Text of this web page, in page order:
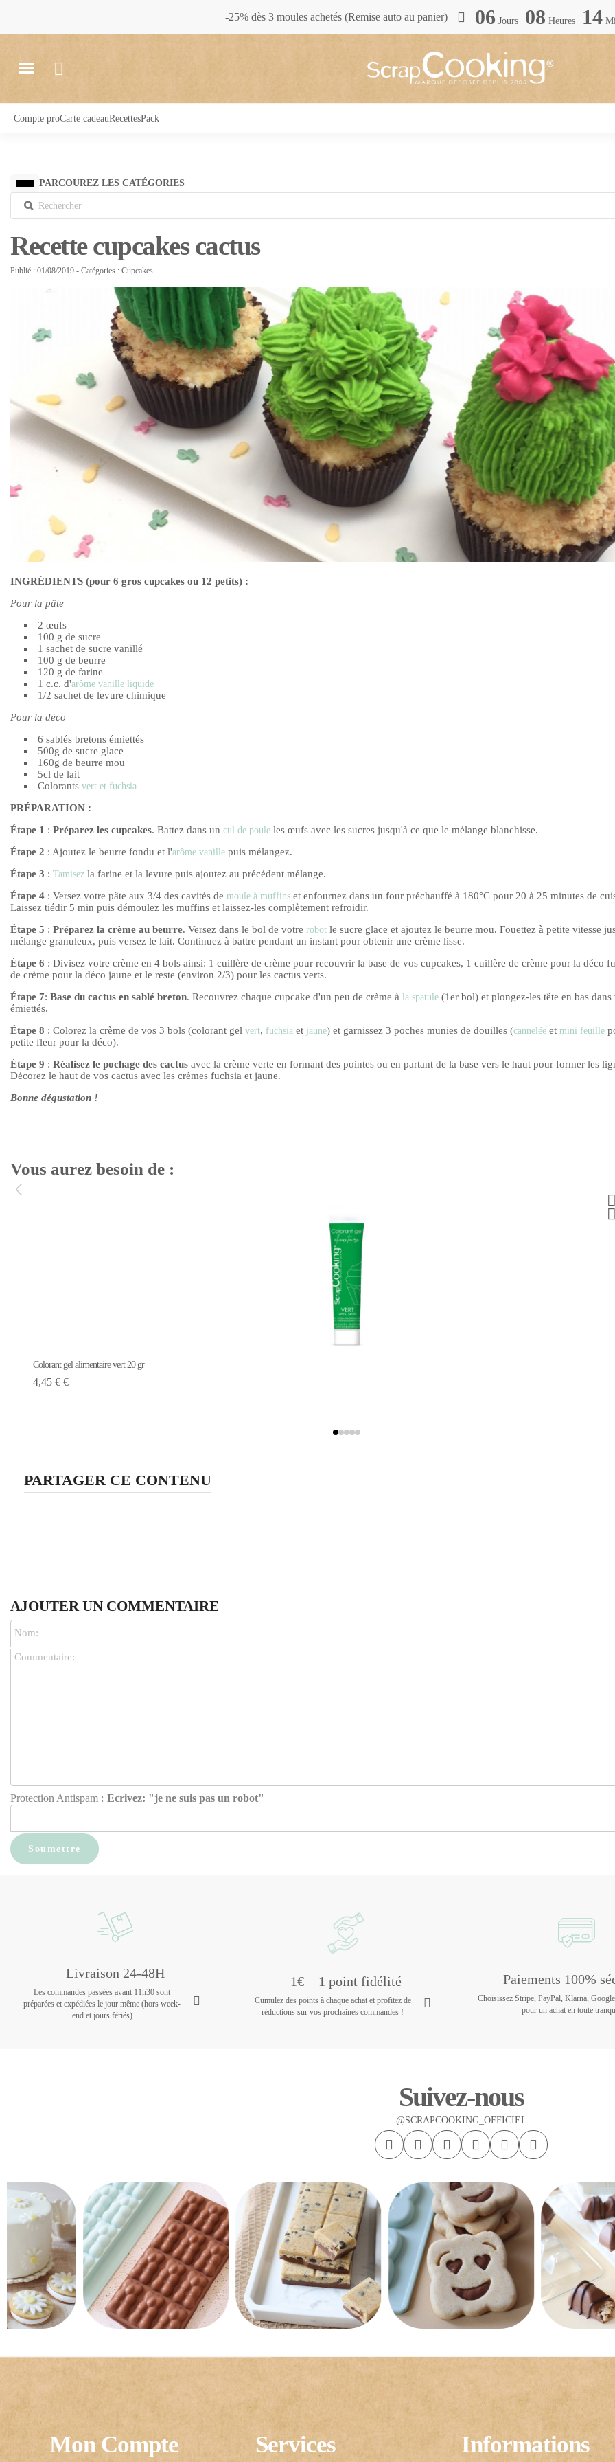
-25% dès 3 moules achetés (Remise auto au panier) 06 Jours 08 Heures 14
Compte proCarte cadeauRecettesPack
PARCOUREZ LES CATÉGORIES
Recette cupcakes cactus
Publié : 01/08/2019 - Catégories : Cupcakes
INGRÉDIENTS (pour 6 gros cupcakes ou 12 petits) :
Pour la pâte
2 œufs
100 g de sucre
1 sachet de sucre vanillé
100 g de beurre
120 g de farine
1 c.c. d'arôme vanille liquide
1/2 sachet de levure chimique
Pour la déco
6 sablés bretons émiettés
500g de sucre glace
160g de beurre mou
5cl de lait
Colorants vert et fuchsia
PRÉPARATION :
Étape 1 : Préparez les cupcakes. Battez dans un cul de poule les œufs avec les sucres jusqu'à ce que le mélange blanchisse.
Étape 2 : Ajoutez le beurre fondu et l'arôme vanille puis mélangez.
Étape 3 : Tamisez la farine et la levure puis ajoutez au précédent mélange.
Étape 4 : Versez votre pâte aux 3/4 des cavités de moule à muffins et enfournez dans un four préchauffé à 180°C pour 20 à 25 minutes de
Laissez tiédir 5 min puis démoulez les muffins et laissez-les complètement refroidir.
Étape 5 : Préparez la crème au beurre. Versez dans le bol de votre robot le sucre glace et ajoutez le beurre mou. Fouettez à petite vitesse
mélange granuleux, puis versez le lait. Continuez à battre pendant un instant pour obtenir une crème lisse.
Étape 6 : Divisez votre crème en 4 bols ainsi: 1 cuillère de crème pour recouvrir la base de vos cupcakes, 1 cuillère de crème pour la déco
de crème pour la déco jaune et le reste (environ 2/3) pour les cactus verts.
Étape 7: Base du cactus en sablé breton. Recouvrez chaque cupcake d'un peu de crème à la spatule (1er bol) et plongez-les tête en bas
émiettés.
Étape 8 : Colorez la crème de vos 3 bols (colorant gel vert, fuchsia et jaune) et garnissez 3 poches munies de douilles (cannelée et mini feuille
petite fleur pour la déco).
Étape 9 : Réalisez le pochage des cactus avec la crème verte en formant des pointes ou en partant de la base vers le haut pour former les
Décorez le haut de vos cactus avec les crèmes fuchsia et jaune.
Bonne dégustation !
Vous aurez besoin de :
Colorant gel alimentaire vert 20 gr
4,45 € €
PARTAGER CE CONTENU
AJOUTER UN COMMENTAIRE
Protection Antispam : Ecrivez: "je ne suis pas un robot"
Livraison 24-48H
Les commandes passées avant 11h30 sont
préparées et expédiées le jour même (hors week-
end et jours fériés)
1€ = 1 point fidélité
Cumulez des points à chaque achat et profitez de
réductions sur vos prochaines commandes !
Paiements 100%
Choisissez Stripe, PayPal, Klarna,
pour un achat en toute
Suivez-nous
@SCRAPCOOKING_OFFICIEL
Mon Compte Services Informations